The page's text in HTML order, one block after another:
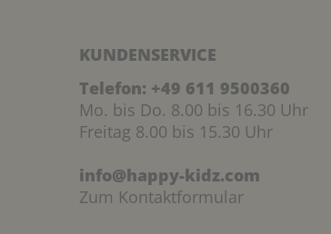
KUNDENSERVICE
Telefon: +49 611 9500360
Mo. bis Do. 8.00 bis 16.30 Uhr
Freitag 8.00 bis 15.30 Uhr
info@happy-kidz.com
Zum Kontaktformular